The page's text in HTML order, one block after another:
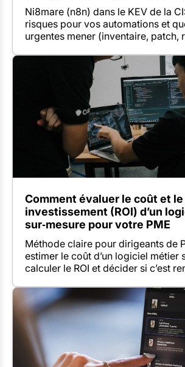
Ni8mare (n8n) dans le KEV de la
risques pour vos automations et
urgentes mener (inventaire, patch,
Comment évaluer le coût et
investissement (ROI) d’un
sur‑mesure pour votre PME
Méthode claire pour dirigeants de
estimer le coût d’un logiciel métier
calculer le ROI et décider si c’est